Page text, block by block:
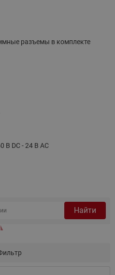
разъемы в комплекте
В DC - 24 В АС
Найти